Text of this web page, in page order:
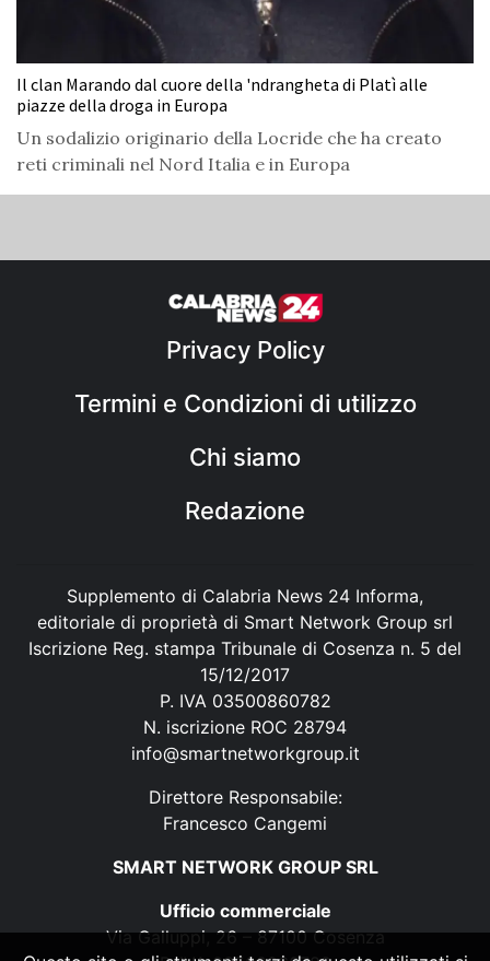
Il clan Marando dal cuore della 'ndrangheta di Platì alle
piazze della droga in Europa
Un sodalizio originario della Locride che ha creato
reti criminali nel Nord Italia e in Europa
Privacy Policy
Termini e Condizioni di utilizzo
Chi siamo
Redazione
Supplemento di Calabria News 24 Informa,
editoriale di proprietà di Smart Network Group srl
Iscrizione Reg. stampa Tribunale di Cosenza n. 5 del
15/12/2017
P. IVA 03500860782
N. iscrizione ROC 28794
info@smartnetworkgroup.it
Direttore Responsabile:
Francesco Cangemi
SMART NETWORK GROUP SRL
Ufficio commerciale
Via Galluppi, 26 – 87100 Cosenza